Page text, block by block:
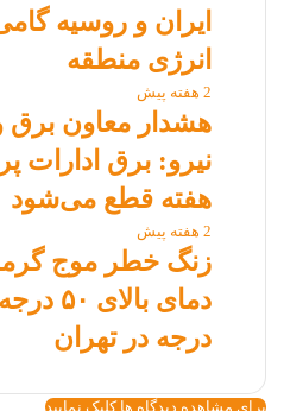
ایران و روسیه
انرژی منطقه
2 هفته پیش
هشدار معاون برق
نیرو: برق ادارات
هفته قطع می‌شود
2 هفته پیش
زنگ خطر موج
درجه در تهران
برای مشاهده دیدگاه ها کلیک نمایید